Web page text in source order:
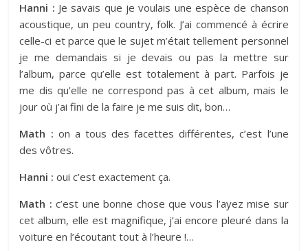
Hanni : Je savais que je voulais une espèce de chanson
acoustique, un peu country, folk. J’ai commencé à écrire
celle-ci et parce que le sujet m’était tellement personnel
je me demandais si je devais ou pas la mettre sur
l’album, parce qu’elle est totalement à part. Parfois je
me dis qu’elle ne correspond pas à cet album, mais le
jour où j’ai fini de la faire je me suis dit, bon…
Math : on a tous des facettes différentes, c’est l’une
des vôtres.
Hanni : oui c’est exactement ça.
Math : c’est une bonne chose que vous l’ayez mise sur
cet album, elle est magnifique, j’ai encore pleuré dans la
voiture en l’écoutant tout à l’heure !…